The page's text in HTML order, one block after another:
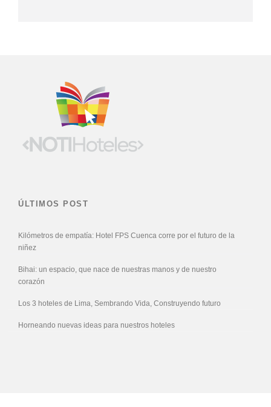
ÚLTIMOS POST
Kilómetros de empatía: Hotel FPS Cuenca corre por el futuro de la
niñez
Bihai: un espacio, que nace de nuestras manos y de nuestro
corazón
Los 3 hoteles de Lima, Sembrando Vida, Construyendo futuro
Horneando nuevas ideas para nuestros hoteles